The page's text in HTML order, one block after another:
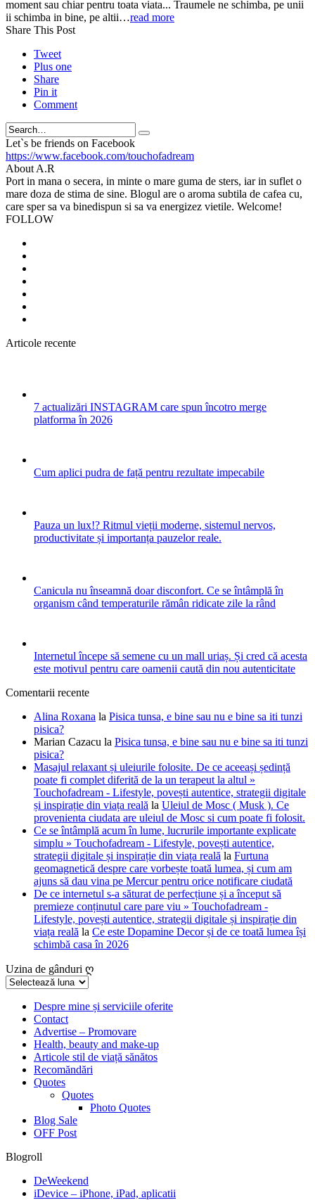
moment sau chiar pentru toata viata... Traumele ne schimba, pe unii
ii schimba in bine, pe altii…read more
Share This Post
Tweet
Plus one
Share
Pin it
Comment
Search
Let`s be friends on Facebook
https://www.facebook.com/touchofadream
About A.R
Port in mana o secera, in minte o mare guma de sters, iar in suflet o
mare doza de stima de sine. Blogul are o aroma subtila de cafea cu,
care sper sa va binedispun si sa va energizez vietile. Welcome!
FOLLOW
Articole recente
7 actualizări INSTAGRAM care spun încotro merge
platforma în 2026
Cum aplici pudra de față pentru rezultate impecabile
Pauza un lux!? Ritmul vieții moderne, sistemul nervos,
productivitate și importanța pauzelor reale.
Canicula nu înseamnă doar disconfort. Ce se întâmplă în
organism când temperaturile rămân ridicate zile la rând
Internetul începe să semene cu un mall uriaș. Și cred că acesta
este motivul pentru care oamenii caută din nou autenticitate
Comentarii recente
Alina Roxana la Pisica tunsa, e bine sau nu e bine sa iti tunzi
pisica?
Marian Cazacu la Pisica tunsa, e bine sau nu e bine sa iti tunzi
pisica?
Masajul relaxant și uleiurile folosite. De ce aceeași ședință
poate fi complet diferită de la un terapeut la altul »
Touchofadream - Lifestyle, povești autentice, strategii digitale
și inspirație din viața reală la Uleiul de Mosc ( Musk ). Ce
provenienta ciudata are uleiul de Mosc si cum poate fi folosit.
Ce se întâmplă acum în lume, lucrurile importante explicate
simplu » Touchofadream - Lifestyle, povești autentice,
strategii digitale și inspirație din viața reală la Furtuna
geomagnetică despre care vorbește toată lumea, și cum am
ajuns să dau vina pe Mercur pentru orice notificare ciudată
De ce internetul s-a săturat de perfecțiune și a început să
premieze conținutul care pare viu » Touchofadream -
Lifestyle, povești autentice, strategii digitale și inspirație din
viața reală la Ce este Dopamine Decor și de ce toată lumea își
schimbă casa în 2026
Uzina de gânduri ღ
Uzina
gânduriDespre mine și serviciile oferite
Contact
Advertise – Promovare
Health, beauty and make-up
Articole stil de viață sănătos
Recomăndări
Quotes
Quotes
Photo Quotes
Blog Sale
OFF Post
Blogroll
DeWeekend
iDevice – iPhone, iPad, aplicatii